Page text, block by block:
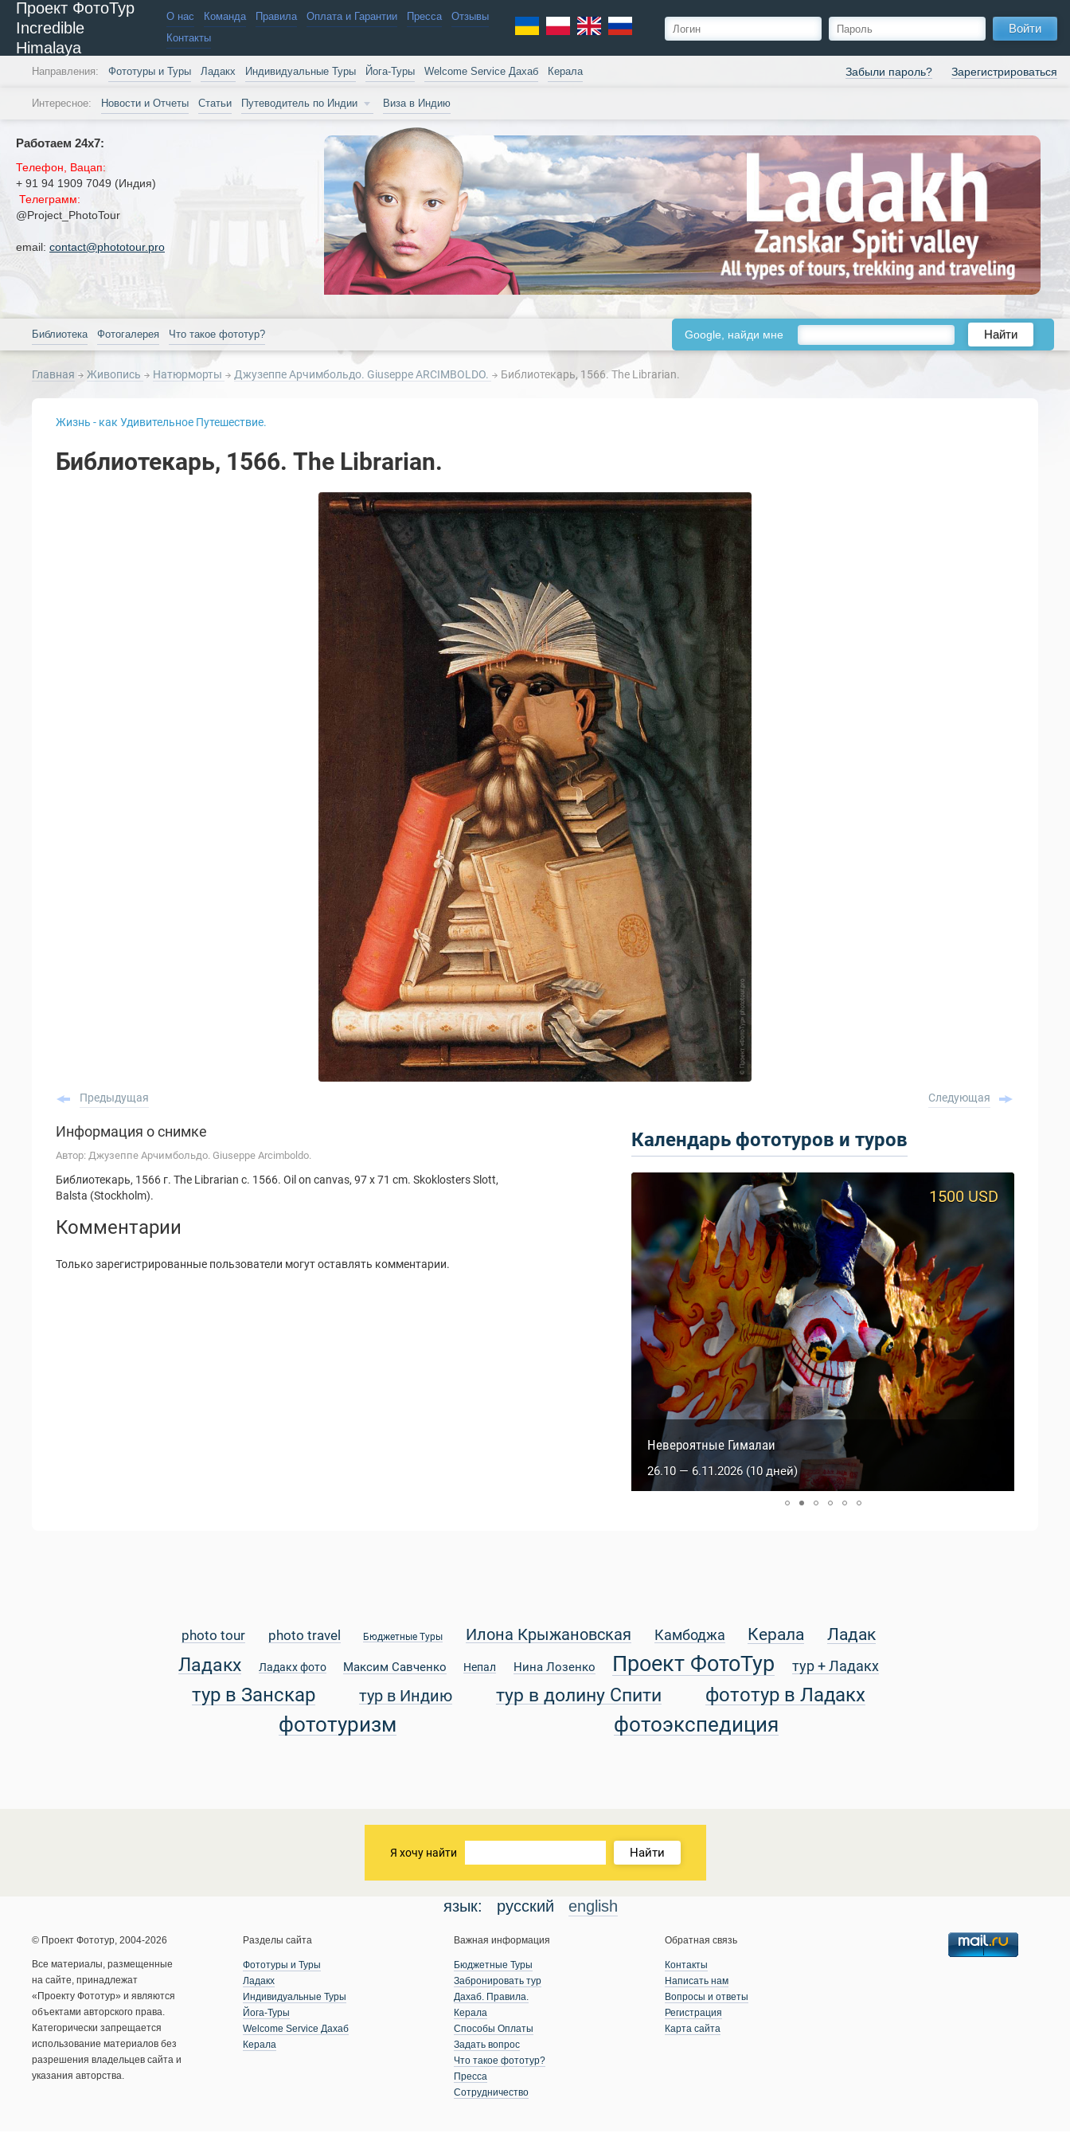
Проект ФотоТур
Incredible
Himalaya
О нас Команда Правила Оплата и Гарантии Пресса
Отзывы
Контакты
Войти
Забыли пароль? Зарегистрироваться
Направления: Фототуры и Туры Ладакх Индивидуальные Туры Йога-Туры Welcome Service Дахаб Керала
Интересное: Новости и Отчеты Статьи Путеводитель по Индии Виза в Индию
Работаем 24х7:
Телефон, Вацап:
+ 91 94 1909 7049 (Индия)
Телеграмм:
@Project_PhotoTour
email: contact@phototour.pro
Библиотека Фотогалерея Что такое фототур? Google, найди мне Найти
Главная Живопись Натюрморты Джузеппе Арчимбольдо. Giuseppe ARCIMBOLDO. Библиотекарь, 1566. The Librarian.
Жизнь - как Удивительное Путешествие.
Библиотекарь, 1566. The Librarian.
Предыдущая Следующая
Информация о снимке
Автор: Джузеппе Арчимбольдо. Giuseppe Arcimboldo.
Библиотекарь, 1566 г. The Librarian c. 1566. Oil on canvas, 97 x 71 cm. Skoklosters Slott,
Balsta (Stockholm).
Комментарии
Только зарегистрированные пользователи могут оставлять комментарии.
Календарь фототуров и туров
Сакральный Тибет
5.10 — 14.10.2026 (9 дней)
950 USD
Невероятные Гималаи
26.10 — 6.11.2026 (10 дней)
1500 USD
photo tour photo travel Бюджетные Туры Илона Крыжановская Камбоджа Керала Ладак
Ладакх Ладакх фото Максим Савченко Непал Нина Лозенко Проект ФотоТур тур + Ладакх
тур в Занскар тур в Индию тур в долину Спити фототур в Ладакх
фототуризм фотоэкспедиция
Я хочу найти Найти
язык: русский english
© Проект Фототур, 2004-2026
Все материалы, размещенные
на сайте, принадлежат
«Проекту Фототур» и являются
объектами авторского права.
Категорически запрещается
использование материалов без
разрешения владельцев сайта и
указания авторства.
Разделы сайта
Фототуры и Туры
Ладакх
Индивидуальные Туры
Йога-Туры
Welcome Service Дахаб
Керала
Важная информация
Бюджетные Туры
Забронировать тур
Дахаб. Правила.
Керала
Способы Оплаты
Задать вопрос
Что такое фототур?
Пресса
Сотрудничество
Обратная связь
Контакты
Написать нам
Вопросы и ответы
Регистрация
Карта сайта